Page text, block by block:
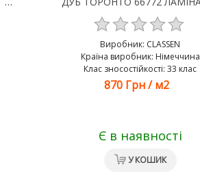
Виробник: CLASSEN
Країна виробник: Німеччина
Клас зносостійкості: 33 клас
870 Грн /м2
Є в наявності
У КОШИК